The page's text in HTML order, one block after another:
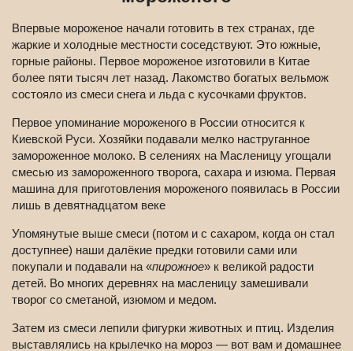
Впервые мороженое начали готовить в тех странах, где
жаркие и холодные местности соседствуют. Это южные,
горные районы. Первое мороженое изготовили в Китае
более пяти тысяч лет назад. Лакомство богатых вельмож
состояло из смеси снега и льда с кусочками фруктов.
Первое упоминание мороженого в России относится к
Киевской Руси. Хозяйки подавали мелко наструганное
замороженное молоко. В селениях на Масленицу угощали
смесью из замороженного творога, сахара и изюма. Первая
машина для приготовления мороженого появилась в России
лишь в девятнадцатом веке
Упомянутые выше смеси (потом и с сахаром, когда он стал
доступнее) наши далёкие предки готовили сами или
покупали и подавали на «пирожное» к великой радости
детей. Во многих деревнях на масленицу замешивали
творог со сметаной, изюмом и медом.
Затем из смеси лепили фигурки животных и птиц. Изделия
выставлялись на крылечко на мороз — вот вам и домашнее